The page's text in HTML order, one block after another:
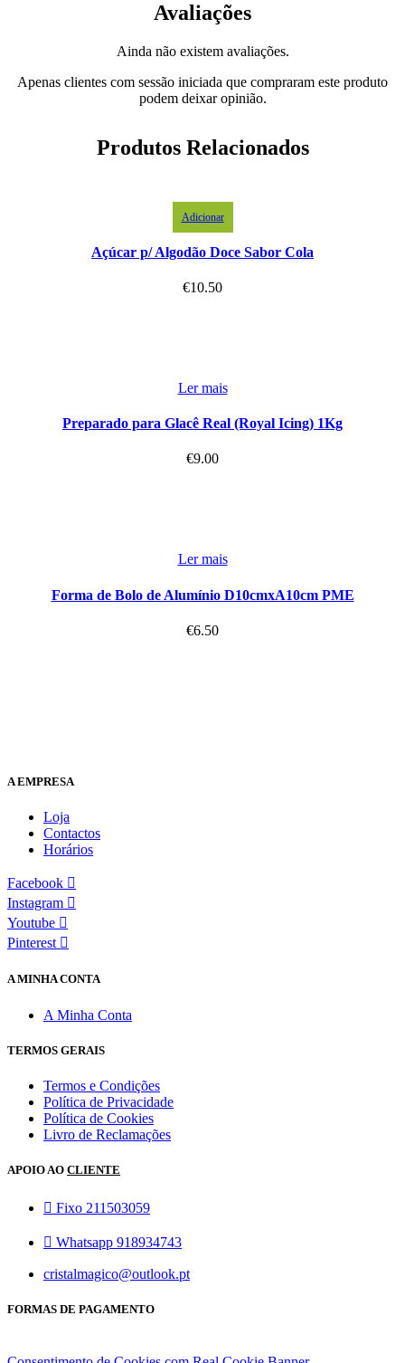
Avaliações
Ainda não existem avaliações.
Apenas clientes com sessão iniciada que compraram este produto
podem deixar opinião.
Produtos Relacionados
Adicionar
Açúcar p/ Algodão Doce Sabor Cola
€10.50
Ler mais
Preparado para Glacê Real (Royal Icing) 1Kg
€9.00
Ler mais
Forma de Bolo de Alumínio D10cmxA10cm PME
€6.50
A EMPRESA
Loja
Contactos
Horários
Facebook
Instagram
Youtube
Pinterest
A MINHA CONTA
A Minha Conta
TERMOS GERAIS
Termos e Condições
Política de Privacidade
Política de Cookies
Livro de Reclamações
APOIO AO CLIENTE
Fixo 211503059
Whatsapp 918934743
cristalmagico@outlook.pt
FORMAS DE PAGAMENTO